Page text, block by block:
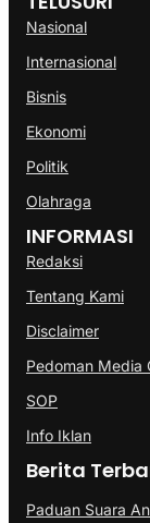
Nasional
Internasional
Bisnis
Ekonomi
Politik
Olahraga
INFORMASI
Redaksi
Tentang Kami
Disclaimer
Pedoman Media
SOP
Info Iklan
Berita
Paduan Suara